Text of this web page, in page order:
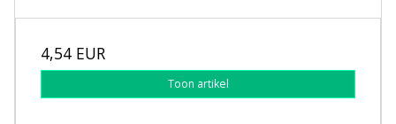
4,54 EUR
Toon artikel